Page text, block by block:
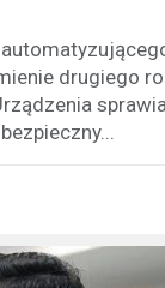
drugiego